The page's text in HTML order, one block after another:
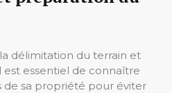
délimitation du terrain et
est essentiel de connaître
de sa propriété pour éviter